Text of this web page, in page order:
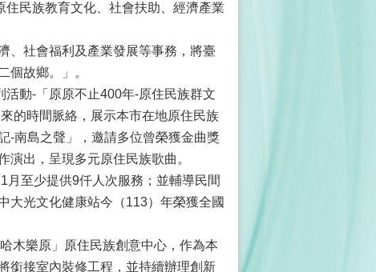
民族教育文化、社會扶助、經濟產業
、社會福利及產業發展等事務，將臺
個故鄉。」。
動-「原原不止400年-原住民族群文
的時間脈絡，展示本市在地原住民族
-南島之聲」，邀請多位曾榮獲金曲獎
出，呈現多元原住民族歌曲。
至少提供9仟人次服務；並輔導民間
大光文化健康站今（113）年榮獲全國
木樂原」原住民族創意中心，作為本
銜接室內裝修工程，並持續辦理創新